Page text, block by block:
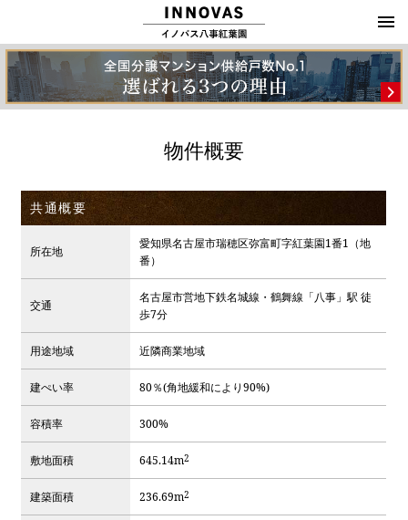
物件概要
共通概要
所在地
愛知県名古屋市瑞穂区弥富町字紅葉園1番1（地
番）
交通
名古屋市営地下鉄名城線・鶴舞線「八事」駅 徒
歩7分
用途地域 近隣商業地域
建ぺい率 80％(角地緩和により90%)
容積率 300%
敷地面積 645.14m2
建築面積 236.69m2